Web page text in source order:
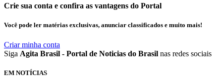
Crie sua conta e confira as vantagens do Portal
Você pode ler matérias exclusivas, anunciar classificados e muito mais!
Criar minha conta
Siga Agita Brasil - Portal de Noticias do Brasil nas redes sociais
EM NOTÍCIAS